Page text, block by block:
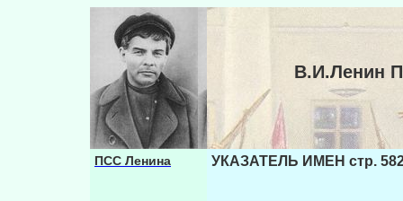
В.И.Ленин
ПСС Ленина УКАЗАТЕЛЬ ИМЕН стр.